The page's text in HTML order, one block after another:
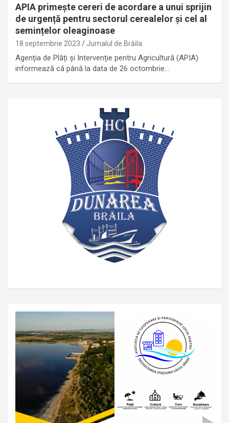
APIA primește cereri de acordare a unui sprijin
de urgență pentru sectorul cerealelor și cel al
semințelor oleaginoase
18 septembrie 2023 Jurnalul de Brăila
Agenția de Plăți și Intervenție pentru Agricultură (APIA)
informează că până la data de 26 octombrie…